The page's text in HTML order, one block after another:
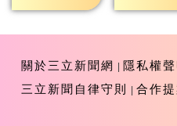
關於三立新聞網
隱私權聲
三立新聞自律守則
合作